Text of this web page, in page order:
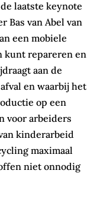
laatste keynote
Bas van Abel van
een mobiele
kunt repareren en
aan de
en waarbij het
op een
voor arbeiders
kinderarbeid
maximaal
niet onnodig